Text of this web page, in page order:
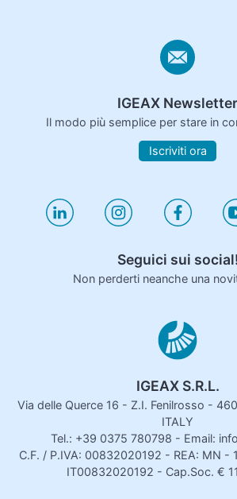
IGEAX Newsletter
Il modo più semplice per stare in
Iscriviti ora
Seguici sui social!
Non perderti neanche una
IGEAX S.R.L.
Via delle Querce 16 - Z.I. Fenilrosso -
ITALY
Tel.: +39 0375 780798 - Email:
C.F. / P.IVA: 00832020192 - REA: MN -
IT00832020192 - Cap.Soc. €